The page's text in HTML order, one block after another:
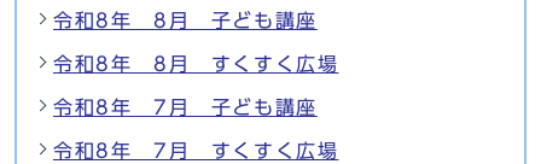
令和8年 8月 子ども講座
令和8年 8月 すくすく広場
令和8年 7月 子ども講座
令和8年 7月 すくすく広場